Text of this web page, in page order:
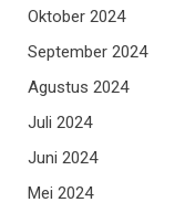
Oktober 2024
September 2024
Agustus 2024
Juli 2024
Juni 2024
Mei 2024